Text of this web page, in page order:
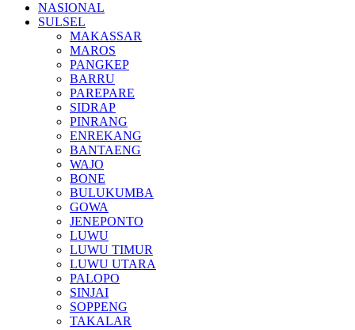
NASIONAL
SULSEL
MAKASSAR
MAROS
PANGKEP
BARRU
PAREPARE
SIDRAP
PINRANG
ENREKANG
BANTAENG
WAJO
BONE
BULUKUMBA
GOWA
JENEPONTO
LUWU
LUWU TIMUR
LUWU UTARA
PALOPO
SINJAI
SOPPENG
TAKALAR